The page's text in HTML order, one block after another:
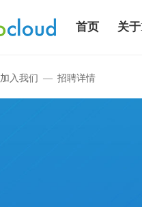
首页 关
加入我们 — 招聘详情